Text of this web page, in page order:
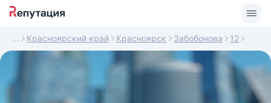
Красноярский край Красноярск Забобонова 12